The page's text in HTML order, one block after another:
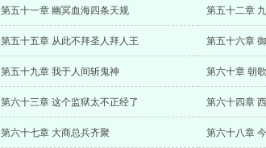
第五十一章 幽冥血海四条天规 第五十二章
第五十五章 从此不拜圣人拜人王 第五十六章
第五十九章 我于人间斩鬼神 第六十章 朝
第六十三章 这个监狱太不正经了 第六十四章
第六十七章 大商总兵齐聚 第六十八章